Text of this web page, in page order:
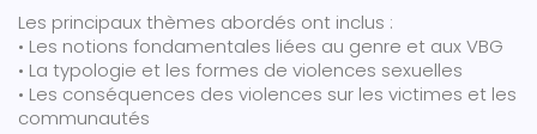
Les principaux thèmes abordés ont inclus :
• Les notions fondamentales liées au genre et aux VBG
• La typologie et les formes de violences sexuelles
• Les conséquences des violences sur les victimes et les
communautés